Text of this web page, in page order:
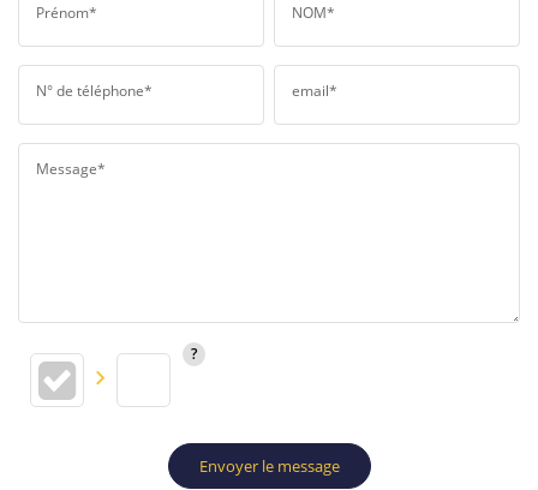
Prénom* NOM*
N° de téléphone* email*
Message*
Envoyer le message